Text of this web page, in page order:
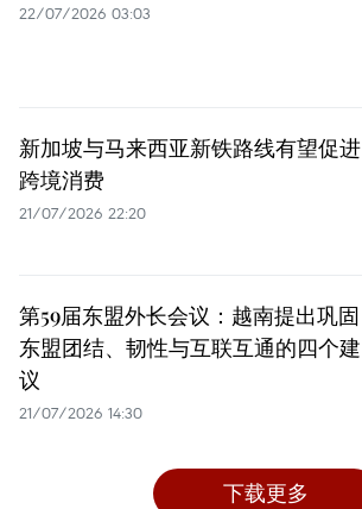
22/07/2026 03:03
新加坡与马来西亚新铁路线有望促进
跨境消费
21/07/2026 22:20
第59届东盟外长会议：越南提出巩固
东盟团结、韧性与互联互通的四个建
议
21/07/2026 14:30
下载更多